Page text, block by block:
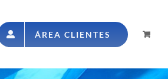
ÁREA CLIENTES